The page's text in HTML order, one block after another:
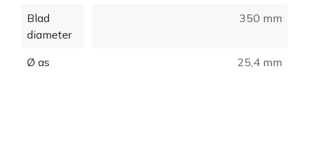
✅Compatibel met alle zaagtafels
– perfecte
pasvorm en prestaties.
✅Professionele afwerking
– strak en splintervrij
Blad
diameter
350 mm
Ø as 25,4 mm